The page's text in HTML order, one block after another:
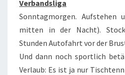
Verbandsliga
Sonntagmorgen.
mitten in der Nacht).
Stunden Autofahrt vor der
Und dann noch sportlich
Verlaub: Es ist ja nur